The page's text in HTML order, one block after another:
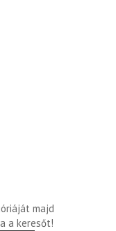
majd
a keresőt!